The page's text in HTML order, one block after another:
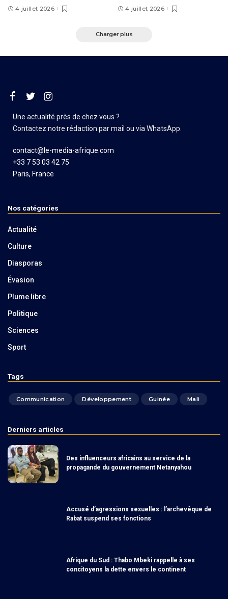
4 juillet 2026 4 juillet 2026
Charger plus
Une actualité près de chez vous ?
Contactez notre rédaction par mail ou via WhatsApp.
contact@le-media-afrique.com
+33 7 53 03 42 75
Paris, France
Nos catégories
Actualité
Culture
Diasporas
Évasion
Plume libre
Politique
Sciences
Sport
Tags
Communication Développement Guinée Mali
Derniers articles
Des influenceurs africains au service de la
propagande du gouvernement Netanyahou
Accusé d’agressions sexuelles : l’archevêque de
Rabat suspend ses fonctions
Afrique du Sud : Thabo Mbeki rappelle à ses
concitoyens la dette envers le continent